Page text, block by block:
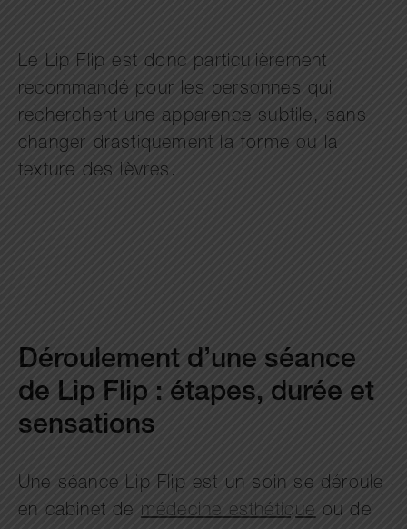
Le Lip Flip est donc particulièrement
recommandé pour les personnes qui
recherchent une apparence subtile, sans
changer drastiquement la forme ou la
texture des lèvres.
Déroulement d’une séance
de Lip Flip : étapes, durée et
sensations
Une séance Lip Flip est un soin se déroule
en cabinet de médecine esthétiqueou de